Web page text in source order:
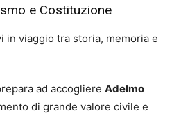
e Costituzione
ad accogliere Adelmo
di grande valore civile e